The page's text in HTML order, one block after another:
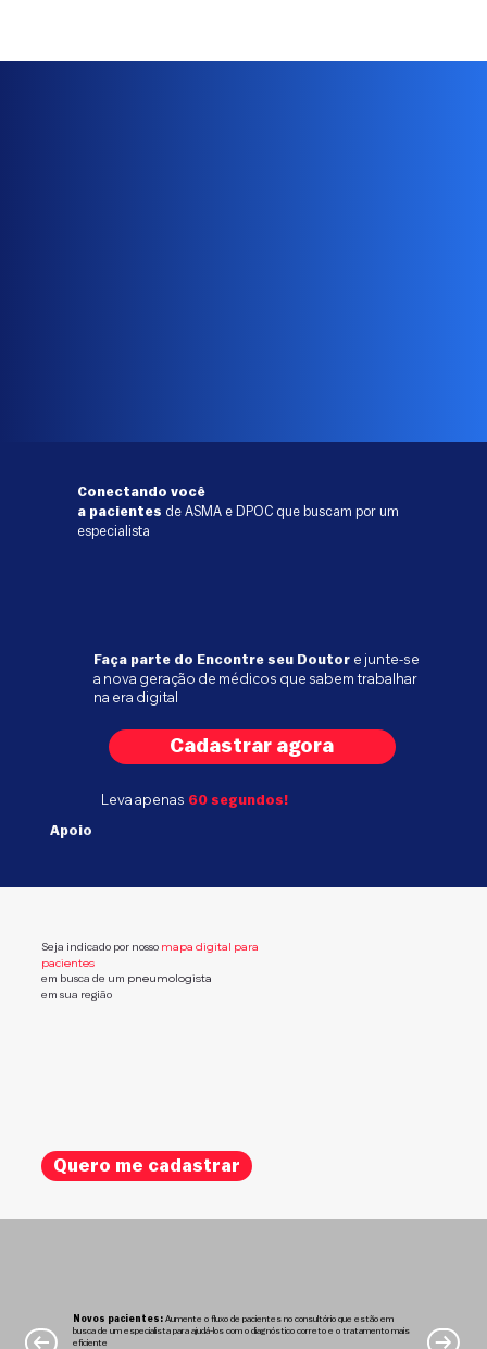
Seja indicado por nosso mapa digital para
pacientes
em busca de um pneumologista
em sua região
Quero me cadastrar
Conectando você
a pacientes de ASMA e DPOC que buscam por um
especialista
Faça parte do Encontre seu Doutor e junte-se
a nova geração de médicos que sabem trabalhar
na era digital
Cadastrar agora
Apoio
Leva apenas 60 segundos!
Novos pacientes:Aumente o fluxo de pacientes no consultório que estão em
busca de um especialista para ajudá-los com o diagnóstico correto e o tratamento mais
eficiente